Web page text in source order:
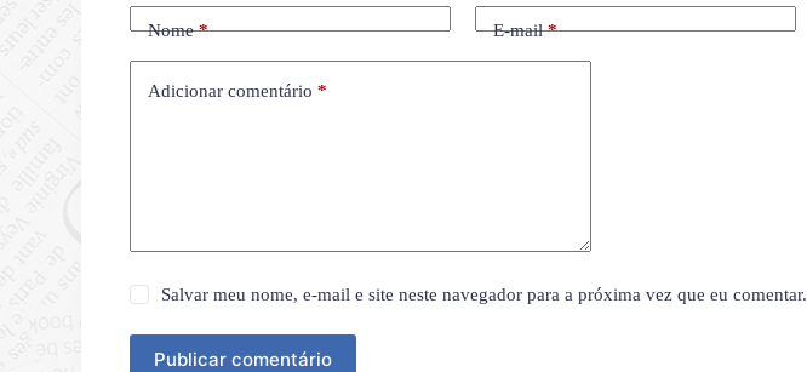
Nome* E-mail*
Adicionar comentário *
Salvar meu nome, e-mail e site neste navegador para a próxima vez que eu comentar.
Publicar comentário